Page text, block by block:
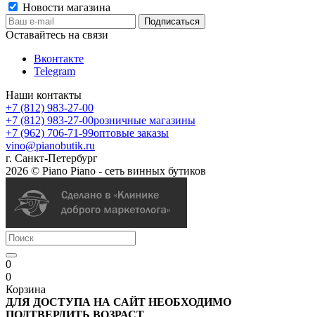
Новости магазина
Оставайтесь на связи
Вконтакте
Telegram
Наши контакты
+7 (812) 983-27-00
+7 (812) 983-27-00розничные магазины
+7 (962) 706-71-99оптовые заказы
vino@pianobutik.ru
г. Санкт-Петербург
2026 © Piano Piano - сеть винных бутиков
0
0
Корзина
ДЛЯ ДОСТУПА НА САЙТ НЕОБХОДИМО
ПОДТВЕРДИТЬ ВОЗРАСТ